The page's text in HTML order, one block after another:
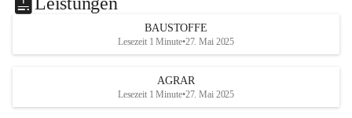
Beratung, Lager sowie Transport. Für alle Ihre Anliegen
finden wir eine individuelle Lösung.
office@mayer-lipsch.at
BAUSTOFFE
Lesezeit 1 Minute•27. Mai 2025
AGRAR
Lesezeit 1 Minute•27. Mai 2025